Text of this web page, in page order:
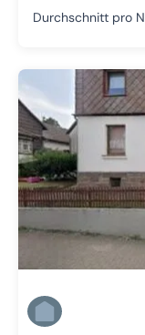
Durchschnitt pro